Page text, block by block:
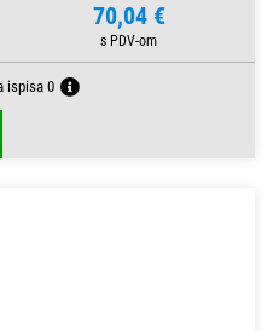
70,04 €
ispisa 0